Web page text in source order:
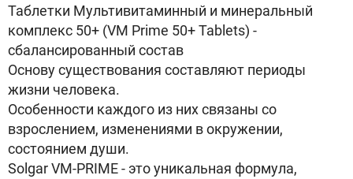
Таблетки Мультивитаминный и минеральный
комплекс 50+ (VM Prime 50+ Tablets) -
сбалансированный состав
Основу существования составляют периоды
жизни человека.
Особенности каждого из них связаны со
взрослением, изменениями в окружении,
состоянием души.
Solgar VM-PRIME - это уникальная формула,